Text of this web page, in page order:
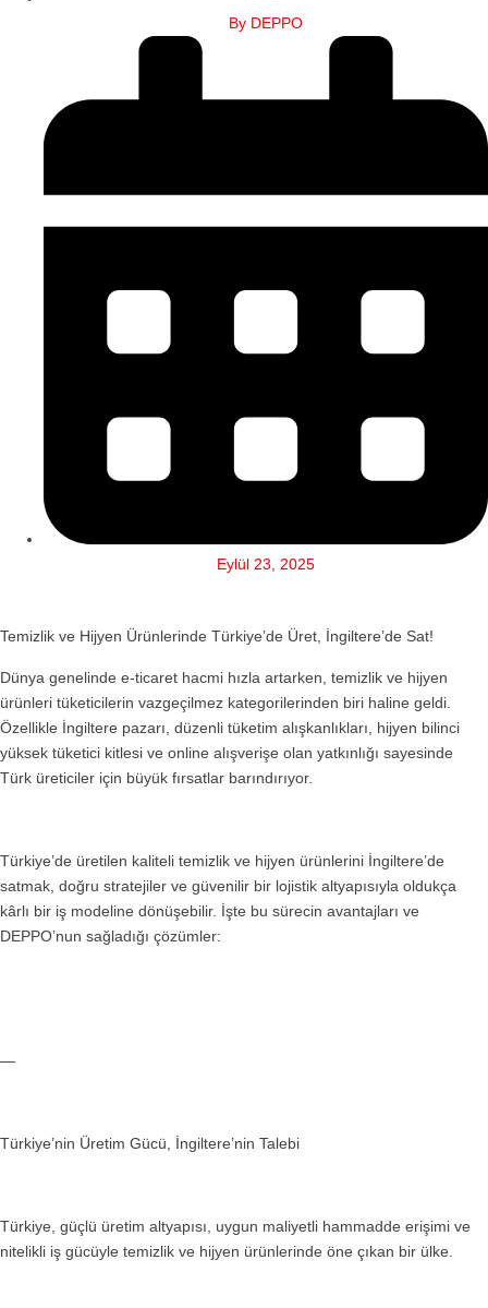
By DEPPO
Eylül 23, 2025
Temizlik ve Hijyen Ürünlerinde Türkiye’de Üret, İngiltere’de Sat!
Dünya genelinde e-ticaret hacmi hızla artarken, temizlik ve hijyen
ürünleri tüketicilerin vazgeçilmez kategorilerinden biri haline geldi.
Özellikle İngiltere pazarı, düzenli tüketim alışkanlıkları, hijyen bilinci
yüksek tüketici kitlesi ve online alışverişe olan yatkınlığı sayesinde
Türk üreticiler için büyük fırsatlar barındırıyor.
Türkiye’de üretilen kaliteli temizlik ve hijyen ürünlerini İngiltere’de
satmak, doğru stratejiler ve güvenilir bir lojistik altyapısıyla oldukça
kârlı bir iş modeline dönüşebilir. İşte bu sürecin avantajları ve
DEPPO’nun sağladığı çözümler:
—
Türkiye’nin Üretim Gücü, İngiltere’nin Talebi
Türkiye, güçlü üretim altyapısı, uygun maliyetli hammadde erişimi ve
nitelikli iş gücüyle temizlik ve hijyen ürünlerinde öne çıkan bir ülke.